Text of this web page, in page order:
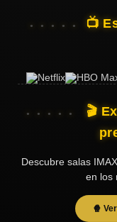
📺
🎬
Descubre salas
en los
🍿